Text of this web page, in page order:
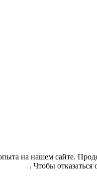
на нашем сайте.
. Чтобы